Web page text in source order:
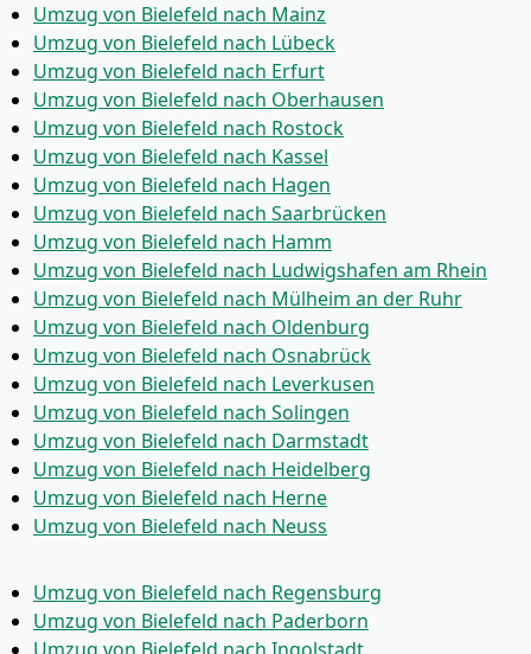
Umzug von Bielefeld nach Mainz
Umzug von Bielefeld nach Lübeck
Umzug von Bielefeld nach Erfurt
Umzug von Bielefeld nach Oberhausen
Umzug von Bielefeld nach Rostock
Umzug von Bielefeld nach Kassel
Umzug von Bielefeld nach Hagen
Umzug von Bielefeld nach Saarbrücken
Umzug von Bielefeld nach Hamm
Umzug von Bielefeld nach Ludwigshafen am Rhein
Umzug von Bielefeld nach Mülheim an der Ruhr
Umzug von Bielefeld nach Oldenburg
Umzug von Bielefeld nach Osnabrück
Umzug von Bielefeld nach Leverkusen
Umzug von Bielefeld nach Solingen
Umzug von Bielefeld nach Darmstadt
Umzug von Bielefeld nach Heidelberg
Umzug von Bielefeld nach Herne
Umzug von Bielefeld nach Neuss
Umzug von Bielefeld nach Regensburg
Umzug von Bielefeld nach Paderborn